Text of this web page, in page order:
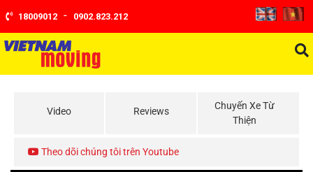
18009012 - 0902.823.212
Video Reviews
Chuyến Xe Từ
Thiện
Theo dõi chúng tôi trên Youtube